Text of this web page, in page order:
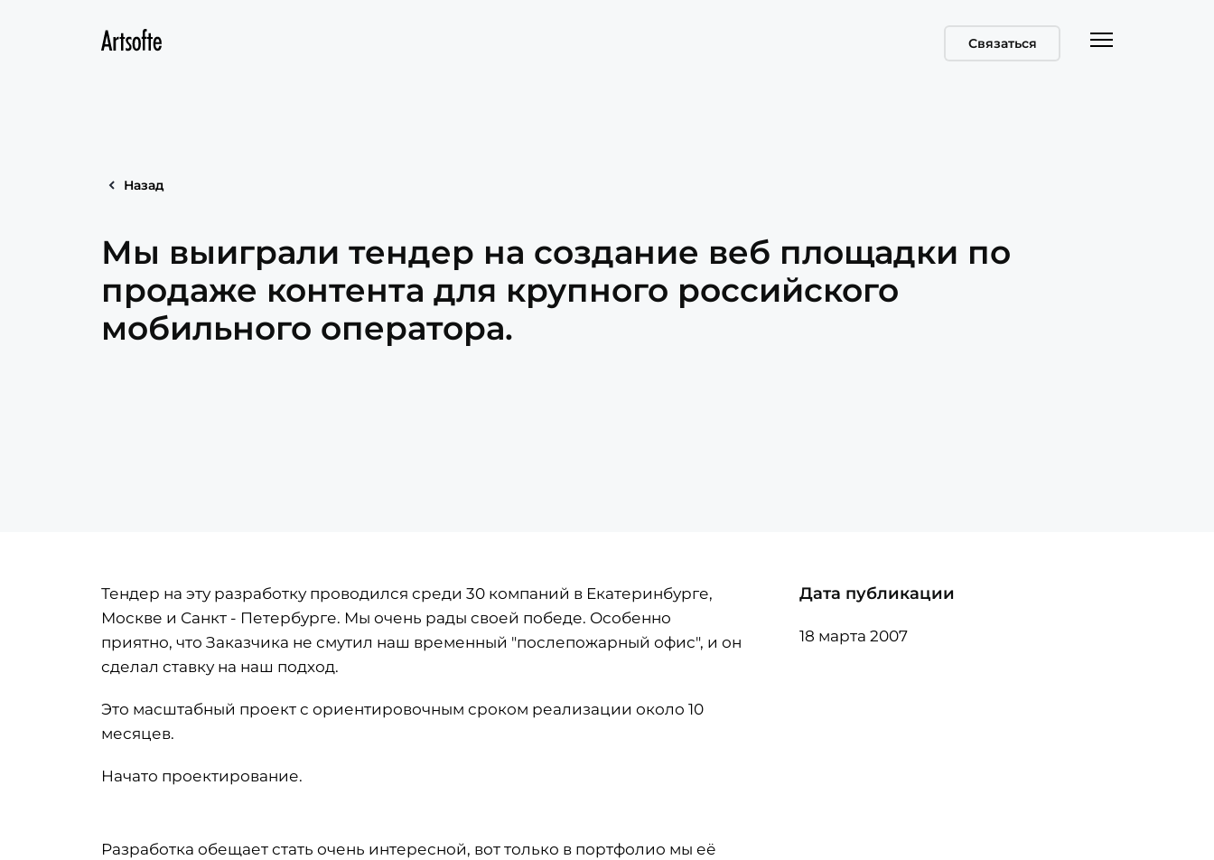
Связаться
Назад
Мы выиграли тендер на создание веб площадки по
продаже контента для крупного российского
мобильного оператора.
Тендер на эту разработку проводился среди 30 компаний в Екатеринбурге,
Москве и Санкт - Петербурге. Мы очень рады своей победе. Особенно
приятно, что Заказчика не смутил наш временный "послепожарный офис", и он
сделал ставку на наш подход.
Это масштабный проект с ориентировочным сроком реализации около 10
месяцев.
Начато проектирование.
Разработка обещает стать очень интересной, вот только в портфолио мы её
Дата публикации
18 марта 2007